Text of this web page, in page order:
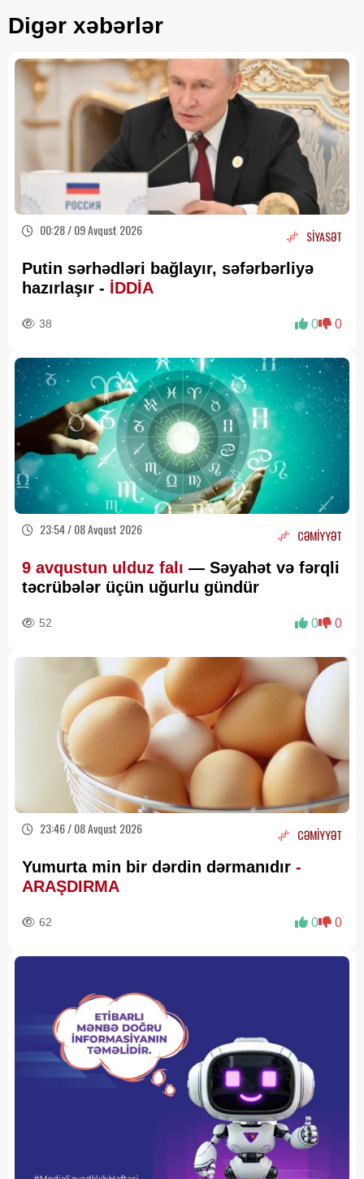
Digər xəbərlər
00:28 / 09 Avqust 2026 SİYASƏT
Putin sərhədləri bağlayır, səfərbərliyə
hazırlaşır - İDDİA
38 0 0
23:54 / 08 Avqust 2026 CƏMİYYƏT
9 avqustun ulduz falı — Səyahət və fərqli
təcrübələr üçün uğurlu gündür
52 0 0
23:46 / 08 Avqust 2026 CƏMİYYƏT
Yumurta min bir dərdin dərmanıdır -
ARAŞDIRMA
62 0 0